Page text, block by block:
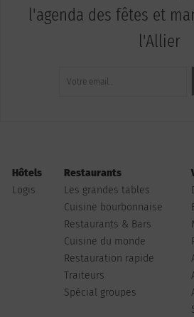
l'agenda des fêtes et
l'Allier
Hôtels
Logis
Restaurants
Les grandes tables
Cuisine bourbonnaise
Restaurants & Bars
Cuisine du monde
Restauration rapide
Traiteurs
Spécial groupes